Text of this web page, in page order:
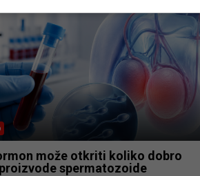
može otkriti koliko dobro
spermatozoide